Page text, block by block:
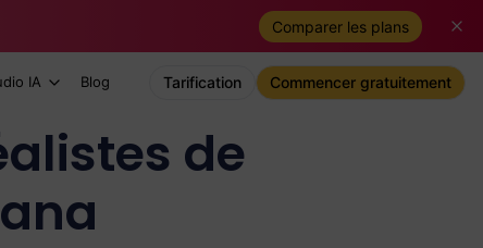
Comparer les plans
IA Blog Tarification Commencer gratuitement
de